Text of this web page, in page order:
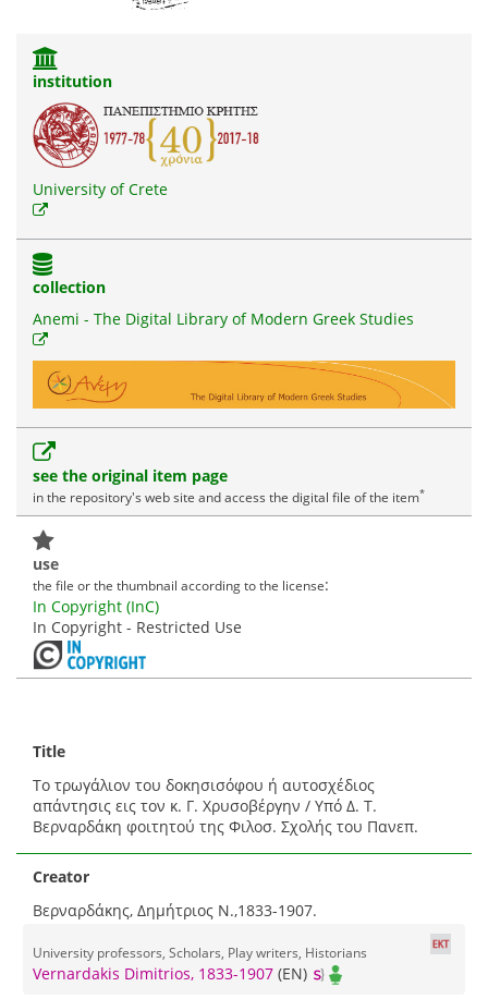
institution
University of Crete
collection
Anemi - The Digital Library of Modern Greek Studies
see the original item page
in the repository's web site and access the digital file of the item*
use
the file or the thumbnail according to the license:
In Copyright (InC)
In Copyright - Restricted Use
Title
Το τρωγάλιον του δοκησισόφου ή αυτοσχέδιος
απάντησις εις τον κ. Γ. Χρυσοβέργην / Υπό Δ. Τ.
Βερναρδάκη φοιτητού της Φιλοσ. Σχολής του Πανεπ.
Creator
Βερναρδάκης, Δημήτριος Ν.,1833-1907.
University professors, Scholars, Play writers, Historians
Vernardakis Dimitrios, 1833-1907 (EN)